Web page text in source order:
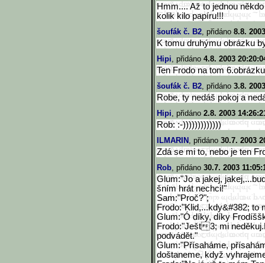
Hmm.... Až to jednou
kolik kilo papíru!!!
šoufák č. B2, přidáno 8.8.
K tomu druhýmu obrázku
Hipi, přidáno 4.8. 2003
Ten Frodo na tom
šoufák č. B2, přidáno 3.8.
Robe, ty nedáš pokoj a
Hipi, přidáno 2.8. 2003
Rob: :-)))))))))))))
ILMARIN , přidáno 30.7. 2003
Zdá se mi to, nebo je ten
Rob, přidáno 30.7. 2003
Glum:"Jo a jakej,
šním hrát nechci!"
Sam:"Proč?";
Frodo:"Klid,...kdy&#382; to
Glum:"Ó díky, díky
Frodo:"Ješt 3; mi
podvádět."
Glum:"Přísaháme,
doštaneme, když